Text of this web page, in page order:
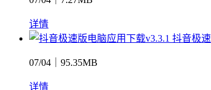
详情
抖音极
07/04｜95.35MB
详情